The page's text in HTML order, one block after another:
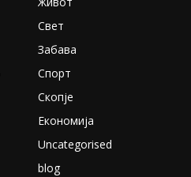
Свет
Забава
Спорт
Скопје
Економија
Uncategorised
blog